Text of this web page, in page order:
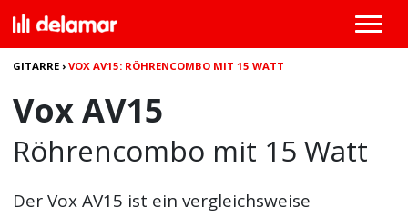
GITARRE ›VOX AV15: RÖHRENCOMBO MIT 15 WATT
Vox AV15
Röhrencombo mit 15 Watt
DerVox AV15 ist ein vergleichsweise